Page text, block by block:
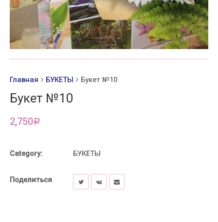
Главная БУКЕТЫ Букет №10
Букет №10
2,750Р
Category: БУКЕТЫ
Поделиться